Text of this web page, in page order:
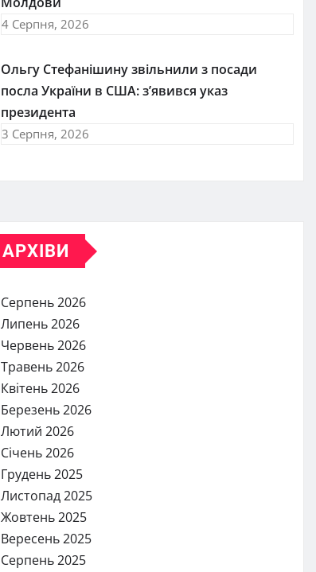
4 Серпня, 2026
Ольгу Стефанішину звільнили з посади
посла України в США: з’явився указ
президента
3 Серпня, 2026
АРХІВИ
Серпень 2026
Липень 2026
Червень 2026
Травень 2026
Квітень 2026
Березень 2026
Лютий 2026
Січень 2026
Грудень 2025
Листопад 2025
Жовтень 2025
Вересень 2025
Серпень 2025